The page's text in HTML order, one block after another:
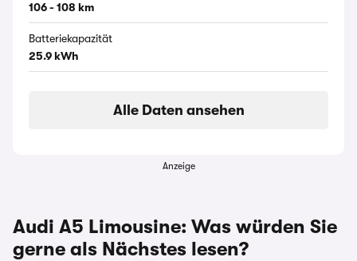
106 - 108 km
Batteriekapazität
25.9 kWh
Alle Daten ansehen
Anzeige
Audi A5 Limousine: Was würden Sie
gerne als Nächstes lesen?